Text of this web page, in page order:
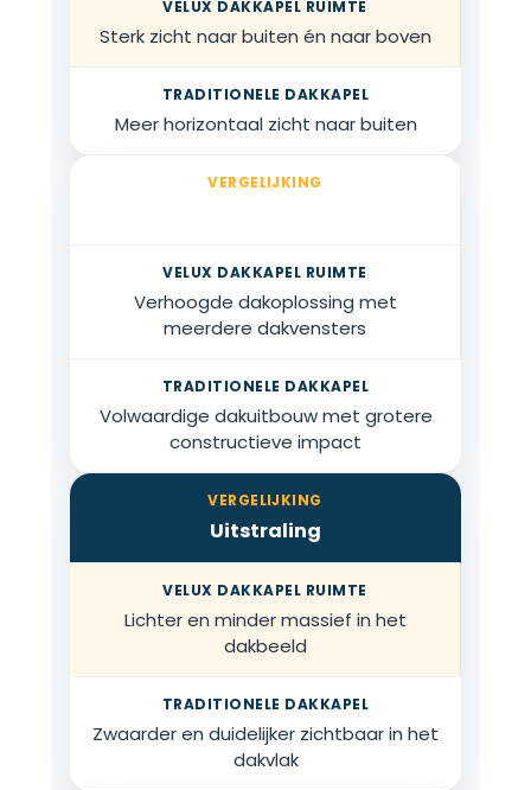
Sterk zicht naar buiten én naar boven
Meer horizontaal zicht naar buiten
Verhoogde dakoplossing met
meerdere dakvensters
Volwaardige dakuitbouw met grotere
constructieve impact
Uitstraling
Lichter en minder massief in het
dakbeeld
Zwaarder en duidelijker zichtbaar in het
dakvlak